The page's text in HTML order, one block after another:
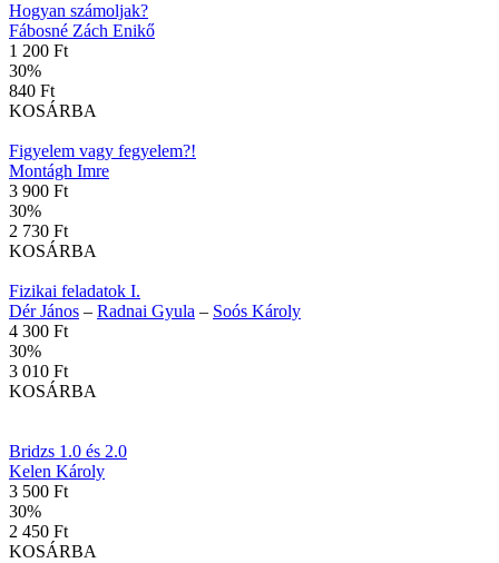
Hogyan számoljak?
Fábosné Zách Enikő
1 200 Ft
30%
840 Ft
KOSÁRBA
Figyelem vagy fegyelem?!
Montágh Imre
3 900 Ft
30%
2 730 Ft
KOSÁRBA
Fizikai feladatok I.
Dér János – Radnai Gyula – Soós Károly
4 300 Ft
30%
3 010 Ft
KOSÁRBA
Bridzs 1.0 és 2.0
Kelen Károly
3 500 Ft
30%
2 450 Ft
KOSÁRBA